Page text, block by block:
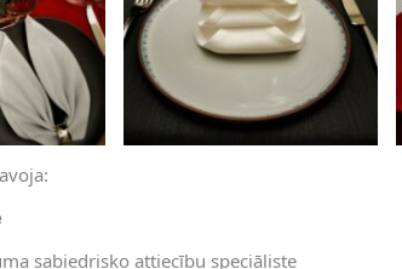
sabiedrisko attiecību speciāliste